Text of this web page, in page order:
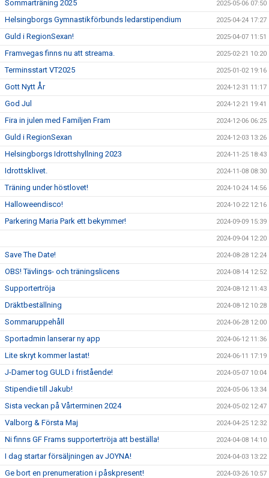
Sommarträning 2025 2025-05-06 07:50
Helsingborgs Gymnastikförbunds ledarstipendium 2025-04-24 17:27
Guld i RegionSexan! 2025-04-07 11:51
Framvegas finns nu att streama. 2025-02-21 10:20
Terminsstart VT2025 2025-01-02 19:16
Gott Nytt År 2024-12-31 11:17
God Jul 2024-12-21 19:41
Fira in julen med Familjen Fram 2024-12-06 06:25
Guld i RegionSexan 2024-12-03 13:26
Helsingborgs Idrottshyllning 2023 2024-11-25 18:43
Idrottsklivet. 2024-11-08 08:30
Träning under höstlovet! 2024-10-24 14:56
Halloweendisco! 2024-10-22 12:16
Parkering Maria Park ett bekymmer! 2024-09-09 15:39
2024-09-04 12:20
Save The Date! 2024-08-28 12:24
OBS! Tävlings- och träningslicens 2024-08-14 12:52
Supportertröja 2024-08-12 11:43
Dräktbeställning 2024-08-12 10:28
Sommaruppehåll 2024-06-28 12:00
Sportadmin lanserar ny app 2024-06-12 11:36
Lite skryt kommer lastat! 2024-06-11 17:19
J-Damer tog GULD i fristående! 2024-05-07 10:04
Stipendie till Jakub! 2024-05-06 13:34
Sista veckan på Vårterminen 2024 2024-05-02 12:47
Valborg & Första Maj 2024-04-25 12:32
Ni finns GF Frams supportertröja att beställa! 2024-04-08 14:10
I dag startar försäljningen av JOYNA! 2024-04-03 13:22
Ge bort en prenumeration i påskpresent! 2024-03-26 10:57